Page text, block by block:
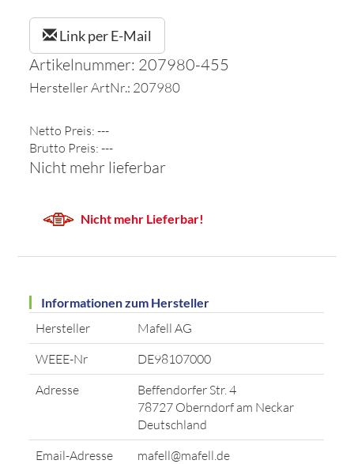
Link per E-Mail
Artikelnummer: 207980-455
Hersteller ArtNr.: 207980
Netto Preis: ---
Brutto Preis: ---
Nicht mehr lieferbar
Nicht mehr Lieferbar!
Informationen zum Hersteller
Hersteller
Mafell AG
WEEE-Nr
DE98107000
Adresse
Beffendorfer Str. 4
78727 Oberndorf am Neckar
Deutschland
Email-Adresse
mafell@mafell.de